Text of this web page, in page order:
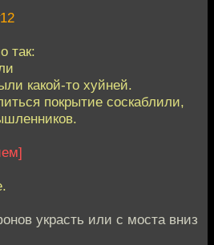
так:
какой-то хуйней.
покрытие соскаблили,
украсть или с моста вниз